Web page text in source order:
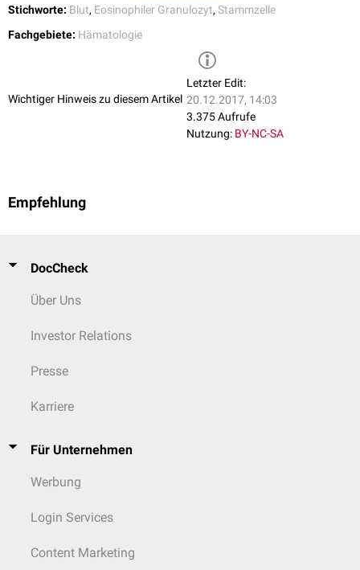
Stichworte: Blut, Eosinophiler Granulozyt, Stammzelle
Fachgebiete: Hämatologie
Wichtiger Hinweis zu diesem Artikel
Letzter Edit:
20.12.2017, 14:03
3.375 Aufrufe
Nutzung: BY-NC-SA
Empfehlung
DocCheck
Über Uns
Investor Relations
Presse
Karriere
Für Unternehmen
Werbung
Login Services
Content Marketing